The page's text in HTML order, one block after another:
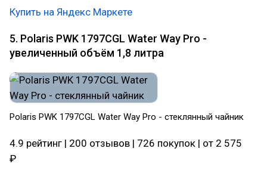
Купить на Яндекс Маркете
5. Polaris PWK 1797CGL Water Way Pro -
увеличенный объём 1,8 литра
Polaris PWK 1797CGL Water Way Pro - стеклянный чайник
4.9 рейтинг | 200 отзывов | 726 покупок | от 2 575
₽